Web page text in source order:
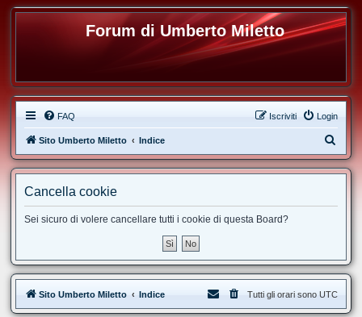
Forum di Umberto Miletto
FAQ Login
Iscriviti
Sito Umberto Miletto Indice
e
Cancella cookie
Sei sicuro di volere cancellare tutti i cookie di questa Board?
Sito Umberto Miletto Indice Tutti gli orari sono UTC